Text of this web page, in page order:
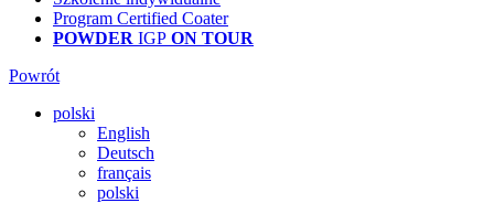
Program Certified Coater
POWDER IGP ON TOUR
Powrót
polski
English
Deutsch
français
polski